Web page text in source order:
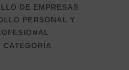
DE EMPRESAS
PERSONAL Y
CATEGORÍA